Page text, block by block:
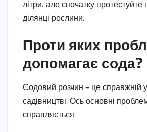
літри, але спочатку протестуйте
ділянці рослини.
Проти яких
допомагає сода?
Содовий розчин – це справжній
садівництві. Ось основні
справляється: